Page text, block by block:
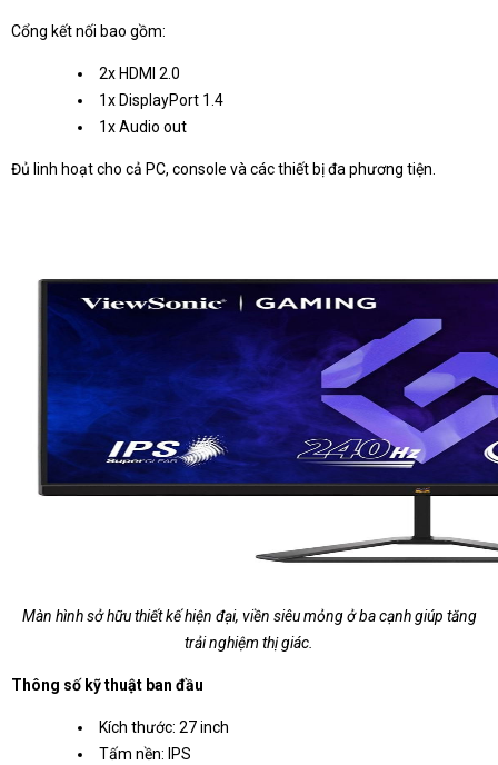
Cổng kết nối bao gồm:
2x HDMI 2.0
1x DisplayPort 1.4
1x Audio out
Đủ linh hoạt cho cả PC, console và các thiết bị đa phương tiện.
Màn hình sở hữu thiết kế hiện đại, viền siêu mỏng ở ba cạnh giúp tăng
trải nghiệm thị giác.
Thông số kỹ thuật ban đầu
Kích thước: 27 inch
Tấm nền: IPS